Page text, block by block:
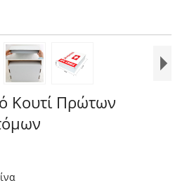
Κουτί Πρώτων